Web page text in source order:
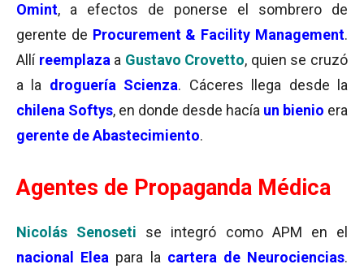
Omint, a efectos de ponerse el sombrero de
gerente de Procurement & Facility Management.
Allí reemplaza a Gustavo Crovetto, quien se cruzó
a la droguería Scienza. Cáceres llega desde la
chilena Softys, en donde desde hacía un bienio era
gerente de Abastecimiento.
Agentes de Propaganda Médica
Nicolás Senoseti se integró como APM en el
nacional Elea para la cartera de Neurociencias.